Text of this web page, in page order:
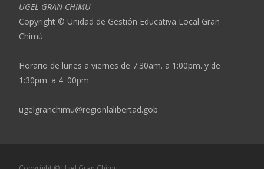
UGEL GRAN CHIMU
Copyright © Unidad de Gestión Educativa Local Gran
Chimú
Horario de lunes a viernes de 7:30am. a 1:00pm. y de
1:30pm. a 4: 00pm
ugelgranchimu@regionlalibertad.gob